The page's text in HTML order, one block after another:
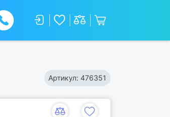
Артикул: 476351